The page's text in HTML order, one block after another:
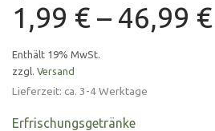
1,99 € – 46,99 €
Enthält 19% MwSt.
zzgl. Versand
Lieferzeit: ca. 3-4 Werktage
Erfrischungsgetränke